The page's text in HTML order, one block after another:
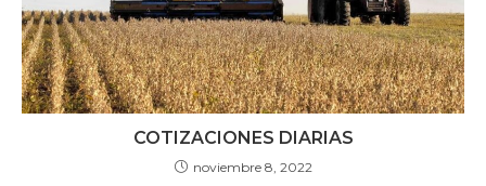
COTIZACIONES DIARIAS
noviembre 8, 2022